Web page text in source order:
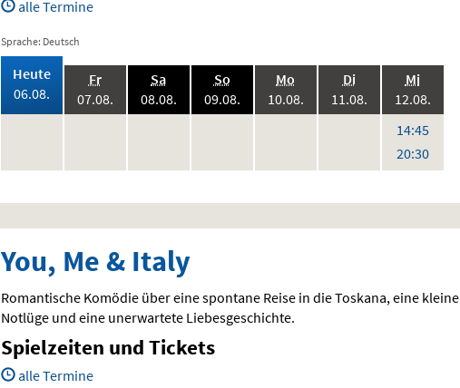
alle Termine
Sprache: Deutsch
Heute,
06.08. 2026:
Fr.,
07.08. 2026:
Sa.,
08.08. 2026:
So.,
09.08. 2026:
Mo
10.08. 2026:
Di.,
11.08. 2026:
Vorstellungen
Mi.,
12.08.
14:45Uhr
20:30Uhr
You, Me & Italy
Romantische Komödie über eine spontane Reise in die Toskana, eine kleine
Notlüge und eine unerwartete Liebesgeschichte.
Spielzeiten und Tickets
alle Termine